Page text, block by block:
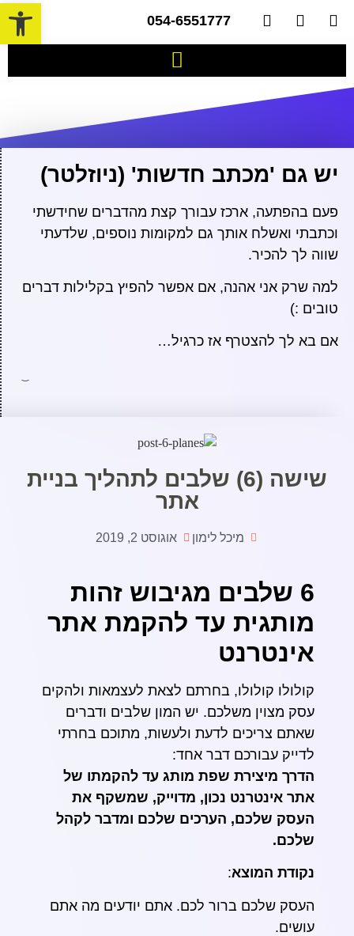
054-6551777​
יש גם 'מכתב חדשות' (ניוזלטר)
פעם בהפתעה, ארכז עבורך קצת מהדברים שחידשתי
וכתבתי ואשלח אותך גם למקומות נוספים, שלדעתי
שווה לך להכיר.
למה שרק אני אהנה, אם אפשר להפיץ בקלילות דברים
טובים :)
אם בא לך להצטרף אז כרגיל…
שישה (6) שלבים לתהליך בניית
אתר
מיכל לימון אוגוסט 2, 2019
6 שלבים מגיבוש זהות
מותגית עד להקמת אתר
אינטרנט
קולולו קולולו, בחרתם לצאת לעצמאות ולהקים
עסק מצוין משלכם. יש המון שלבים ודברים
שאתם צריכים לדעת ולעשות, מתוכם בחרתי
לדייק עבורכם דבר אחד:
הדרך מיצירת שפת מותג עד להקמתו של
אתר אינטרנט נכון, מדוייק, שמשקף את
העסק שלכם, הערכים שלכם ומדבר לקהל
שלכם.
נקודת המוצא:
העסק שלכם ברור לכם. אתם יודעים מה אתם
עושים.